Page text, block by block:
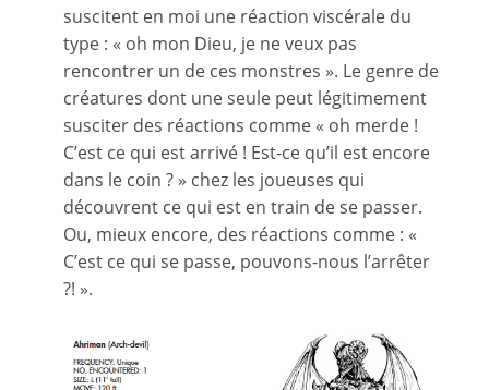
suscitent en moi une réaction viscérale du
type : « oh mon Dieu, je ne veux pas
rencontrer un de ces monstres ». Le genre de
créatures dont une seule peut légitimement
susciter des réactions comme « oh merde !
C’est ce qui est arrivé ! Est-ce qu’il est encore
dans le coin ? » chez les joueuses qui
découvrent ce qui est en train de se passer.
Ou, mieux encore, des réactions comme : «
C’est ce qui se passe, pouvons-nous l’arrêter
?! ».